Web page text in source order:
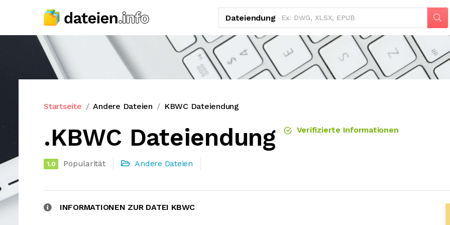
Dateiendung
Startseite Andere Dateien KBWC Dateiendung
.KBWC Dateiendung Verifizierte Informationen
1.0 Popularität Andere Dateien
INFORMATIONEN ZUR DATEI KBWC